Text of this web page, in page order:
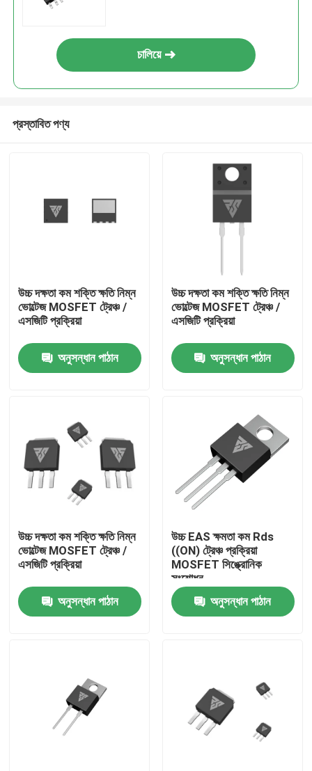
বাড়ি
আমাদের সম্পর্কে
কারখানা ভ্রমণ
মান নিয়ন্ত্রণ
আমাদের সাথে যোগাযোগ
উদ্ধৃতির জন্য আবেদন
উচ্চ ক্ষমতা MOSFET
চালিয়ে
প্রস্তাবিত পণ্য
উচ্চ দক্ষতা কম শক্তি ক্ষতি নিম্ন
ভোল্টেজ MOSFET ট্রেঞ্চ /
এসজিটি প্রক্রিয়া
অনুসন্ধান পাঠান
উচ্চ দক্ষতা কম শক্তি ক্ষতি নিম্ন
ভোল্টেজ MOSFET ট্রেঞ্চ /
এসজিটি প্রক্রিয়া
অনুসন্ধান পাঠান
উচ্চ দক্ষতা কম শক্তি ক্ষতি নিম্ন
ভোল্টেজ MOSFET ট্রেঞ্চ /
এসজিটি প্রক্রিয়া
অনুসন্ধান পাঠান
উচ্চ EAS ক্ষমতা কম Rds
((ON) ট্রেঞ্চ প্রক্রিয়া
MOSFET সিঙ্ক্রোনিক
সংশোধন
অনুসন্ধান পাঠান